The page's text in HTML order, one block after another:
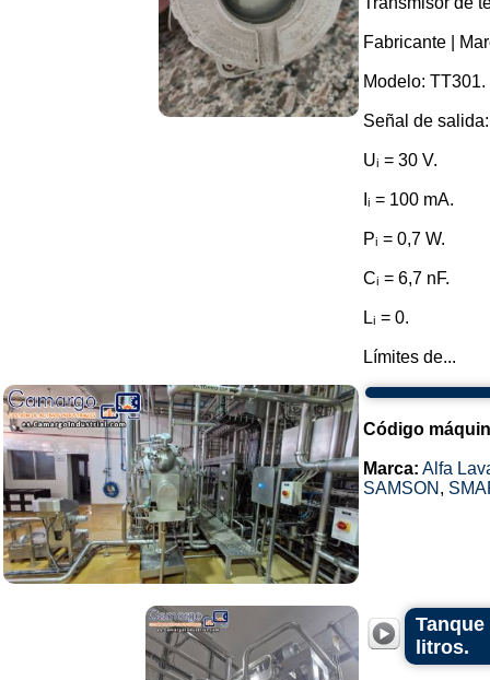
Fabricante |
Modelo: TT301.
Señal de
Uᵢ = 30 V.
Iᵢ = 100 mA.
Pᵢ = 0,7 W.
Cᵢ = 6,7 nF.
Lᵢ = 0.
Límites de...
Código
Marca: Alfa
SAMSON ,
litros.